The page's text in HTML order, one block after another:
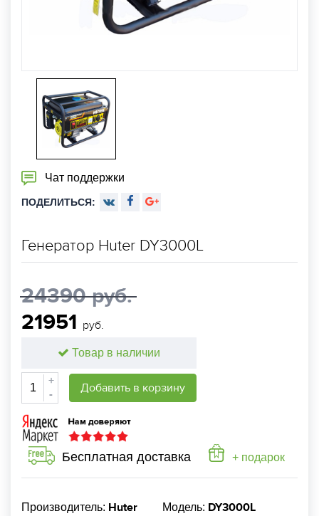
Чат поддержки
ПОДЕЛИТЬСЯ:
Генератор Huter DY3000L
24390 руб.
21951 руб.
Товар в наличии
+
-
Добавить в корзину
Бесплатная доставка + подарок
Производитель: Huter Модель: DY3000L